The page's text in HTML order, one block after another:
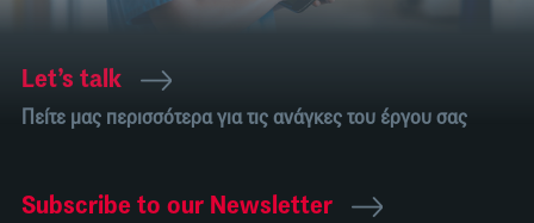
Let’s talk
Πείτε μας περισσότερα για τις ανάγκες του έργου σας
Subscribe to our Newsletter